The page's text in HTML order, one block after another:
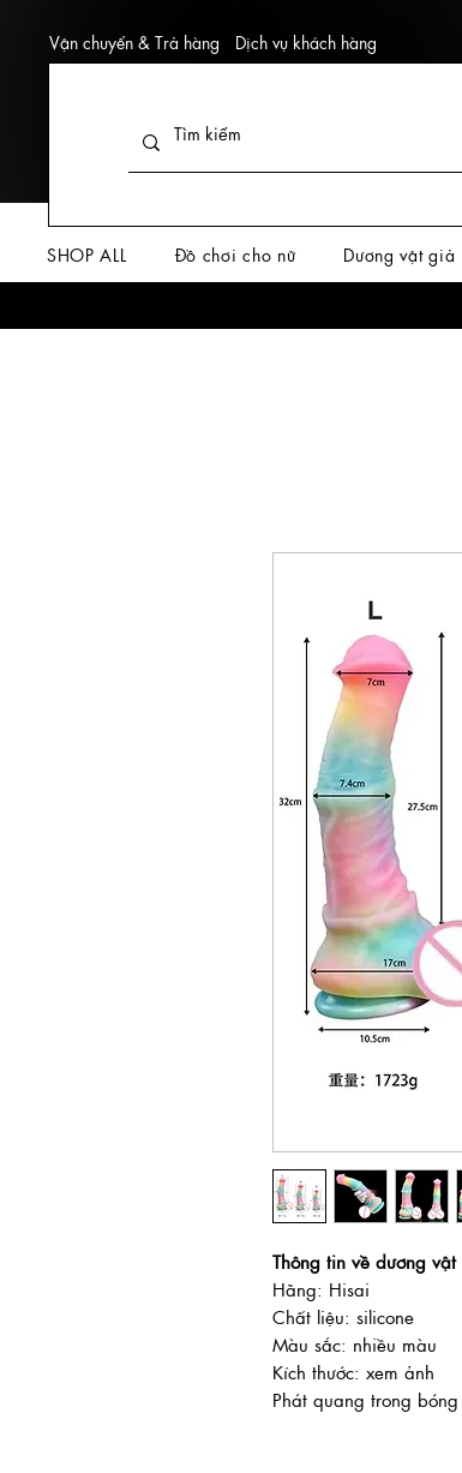
Vận chuyển & Trả hàng Dịch vụ khách hàng
SHOP ALL Đồ chơi cho nữ Dương vật giả
Thông tin về dương
Hãng: Hisai
Chất liệu: silicone
Màu sắc: nhiều màu
Kích thước: xem ảnh
Phát quang trong